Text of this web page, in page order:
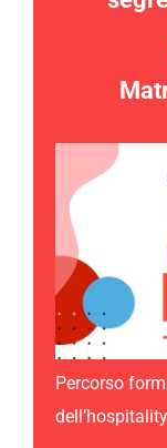
Percorso